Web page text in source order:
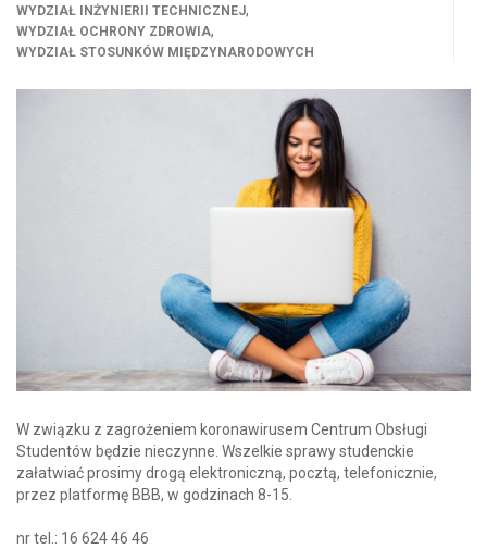
WYDZIAŁ INŻYNIERII TECHNICZNEJ,
WYDZIAŁ OCHRONY ZDROWIA,
WYDZIAŁ STOSUNKÓW MIĘDZYNARODOWYCH
W związku z zagrożeniem koronawirusem Centrum Obsługi
Studentów będzie nieczynne. Wszelkie sprawy studenckie
załatwiać prosimy drogą elektroniczną, pocztą, telefonicznie,
przez platformę BBB, w godzinach 8-15.
nr tel.: 16 624 46 46